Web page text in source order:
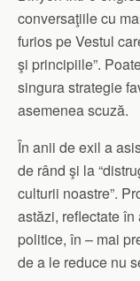
conversaţiile cu
furios pe Vestul
şi principiile”.
singura strategie
asemenea scuză.
În anii de exil a
de rând şi la
culturii noastre”.
astăzi, reflectate
politice, în – mai
de a le reduce nu